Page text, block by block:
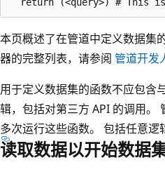
本页概述了在管道中定义数据集
器的完整列表，请参阅 管道开发
用于定义数据集的函数不应包含
辑，包括对第三方 API 的调用。
多次运行这些函数。 包括任意逻
读取数据以开始数据